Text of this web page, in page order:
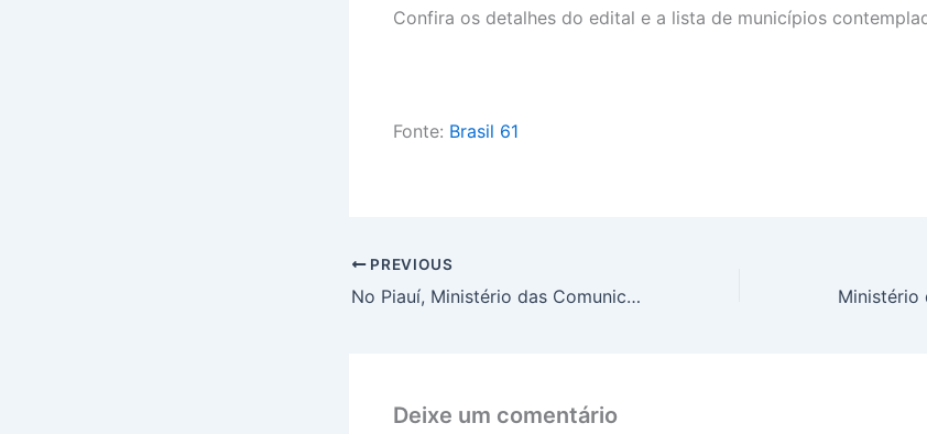
Confira os detalhes do edital e a lista de municípios
Fonte: Brasil 61
PREVIOUS
No Piauí, Ministério das Comunicações lança edital para rádios educativas em 14 cidades
Deixe um comentário